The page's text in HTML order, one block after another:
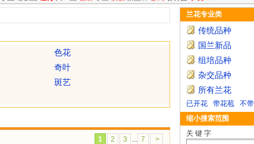
兰花专业类
传统品种
国兰新品
组培品种
杂交品种
所有兰花
已开花 带花苞
不
缩小搜索范围
关 键 字
色花
奇叶
斑艺
1 2 3 ... 7
>